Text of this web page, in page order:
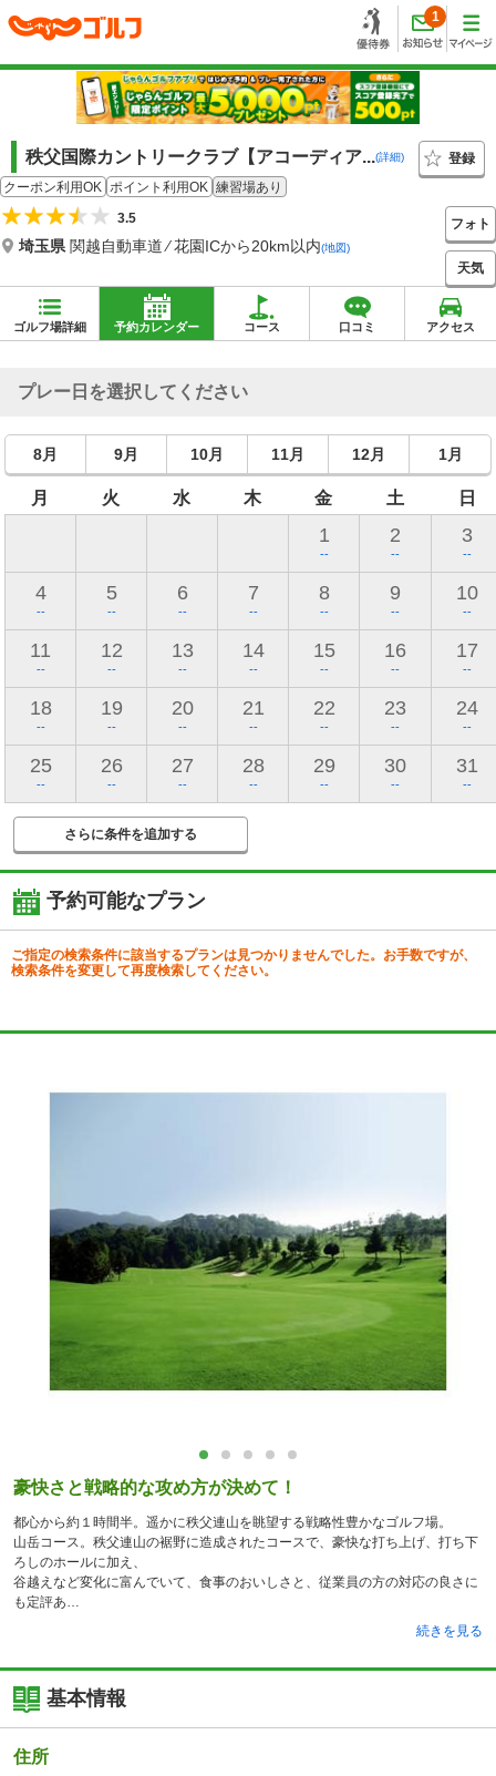
1
秩父国際カントリークラブ【アコーディア...(詳細)
登録
クーポン利用OK ポイント利用OK 練習場あり
3.5
埼玉県 関越自動車道 ⁄ 花園ICから20km以内(地図)
フォト
天気
ゴルフ場詳細 予約カレンダー コース 口コミ アクセス
プレー日を選択してください
8月 9月 10月 11月 12月 1月
月 火 水 木 金 土 日
1
--
2
--
3
--
4
--
5
--
6
--
7
--
8
--
9
--
10
--
11
--
12
--
13
--
14
--
15
--
16
--
17
--
18
--
19
--
20
--
21
--
22
--
23
--
24
--
25
--
26
--
27
--
28
--
29
--
30
--
31
--
さらに条件を追加する
予約可能なプラン
ご指定の検索条件に該当するプランは見つかりませんでした。お手数ですが、
検索条件を変更して再度検索してください。
豪快さと戦略的な攻め方が決めて！
都心から約１時間半。遥かに秩父連山を眺望する戦略性豊かなゴルフ場。
山岳コース。秩父連山の裾野に造成されたコースで、豪快な打ち上げ、打ち下
ろしのホールに加え、
谷越えなど変化に富んでいて、食事のおいしさと、従業員の方の対応の良さに
も定評あ
続きを見る
基本情報
住所